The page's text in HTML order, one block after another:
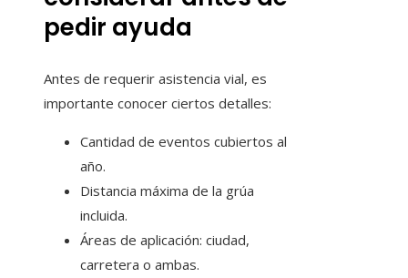
pedir ayuda
Antes de requerir asistencia vial, es
importante conocer ciertos detalles:
Cantidad de eventos cubiertos al
año.
Distancia máxima de la grúa
incluida.
Áreas de aplicación: ciudad,
carretera o ambas.